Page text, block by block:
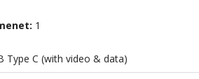
1
Type C (with video & data)